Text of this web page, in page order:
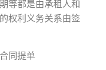
等都是由承租人和
权利义务关系由签
同提单